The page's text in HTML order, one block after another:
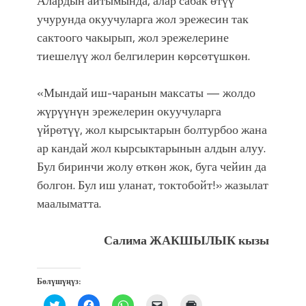
болмок”
учурунда окуучуларга жол эрежесин так
сактоого чакырып, жол эрежелерине
тиешелүү жол белгилерин көрсөтүшкөн.
«Мындай иш-чаранын максаты — жолдо
жүрүүнүн эрежелерин окуучуларга
үйрөтүү, жол кырсыктарын болтурбоо жана
ар кандай жол кырсыктарынын алдын алуу.
Бул биринчи жолу өткөн жок, буга чейин да
болгон. Бул иш уланат, токтобойт!» жазылат
маалыматта.
Салима ЖАКШЫЛЫК кызы
Бөлүшүңүз:
Нажмите,Нажмите,Нажмите, Послать